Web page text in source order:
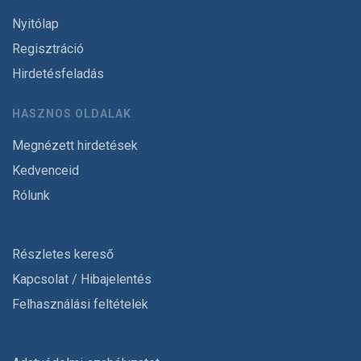
Nyitólap
Regisztráció
Hirdetésfeladás
HASZNOS OLDALAK
Megnézett hirdetések
Kedvenceid
Rólunk
Részletes kereső
Kapcsolat / Hibajelentés
Felhasználási feltételek